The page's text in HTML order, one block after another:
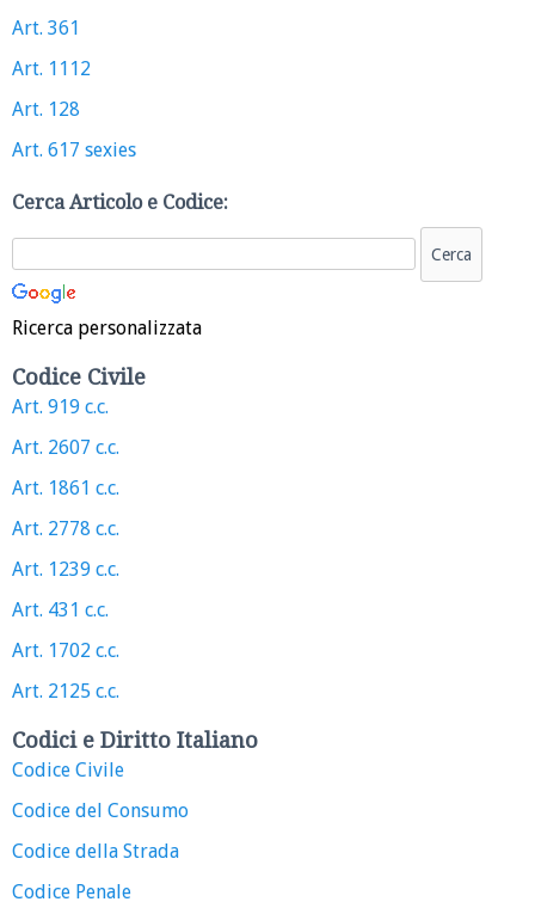
Art. 361
Art. 1112
Art. 128
Art. 617 sexies
Cerca Articolo e Codice:
Ricerca personalizzata
Codice Civile
Art. 919 c.c.
Art. 2607 c.c.
Art. 1861 c.c.
Art. 2778 c.c.
Art. 1239 c.c.
Art. 431 c.c.
Art. 1702 c.c.
Art. 2125 c.c.
Codici e Diritto Italiano
Codice Civile
Codice del Consumo
Codice della Strada
Codice Penale